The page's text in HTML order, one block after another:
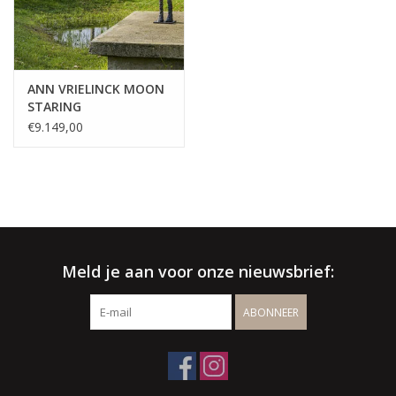
√ Jarenlange ervaring
√ Gratis offerte & advies
ANN VRIELINCK MOON
STARING
€9.149,00
Meld je aan voor onze nieuwsbrief:
ABONNEER